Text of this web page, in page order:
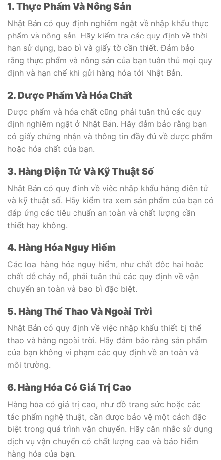
1. Thực Phẩm Và Nông Sản
Nhật Bản có quy định nghiêm ngặt về nhập khẩu thực
phẩm và nông sản. Hãy kiểm tra các quy định về thời
hạn sử dụng, bao bì và giấy tờ cần thiết. Đảm bảo
rằng thực phẩm và nông sản của bạn tuân thủ mọi quy
định và hạn chế khi gửi hàng hóa tới Nhật Bản.
2. Dược Phẩm Và Hóa Chất
Dược phẩm và hóa chất cũng phải tuân thủ các quy
định nghiêm ngặt ở Nhật Bản. Hãy đảm bảo rằng bạn
có giấy chứng nhận và thông tin đầy đủ về dược phẩm
hoặc hóa chất của bạn.
3. Hàng Điện Tử Và Kỹ Thuật Số
Nhật Bản có quy định về việc nhập khẩu hàng điện tử
và kỹ thuật số. Hãy kiểm tra xem sản phẩm của bạn có
đáp ứng các tiêu chuẩn an toàn và chất lượng cần
thiết hay không.
4. Hàng Hóa Nguy Hiểm
Các loại hàng hóa nguy hiểm, như chất độc hại hoặc
chất dễ cháy nổ, phải tuân thủ các quy định về vận
chuyển an toàn và bao bì đặc biệt.
5. Hàng Thể Thao Và Ngoài Trời
Nhật Bản có quy định về việc nhập khẩu thiết bị thể
thao và hàng ngoài trời. Hãy đảm bảo rằng sản phẩm
của bạn không vi phạm các quy định về an toàn và
môi trường.
6. Hàng Hóa Có Giá Trị Cao
Hàng hóa có giá trị cao, như đồ trang sức hoặc các
tác phẩm nghệ thuật, cần được bảo vệ một cách đặc
biệt trong quá trình vận chuyển. Hãy cân nhắc sử dụng
dịch vụ vận chuyển có chất lượng cao và bảo hiểm
hàng hóa của bạn.